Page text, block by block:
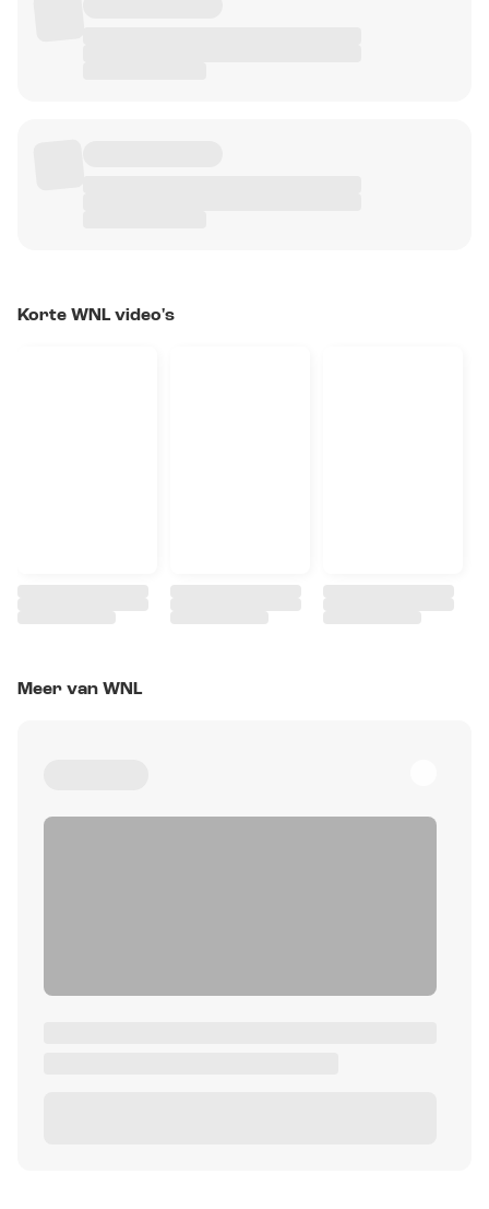
Korte WNL video's
Meer van WNL